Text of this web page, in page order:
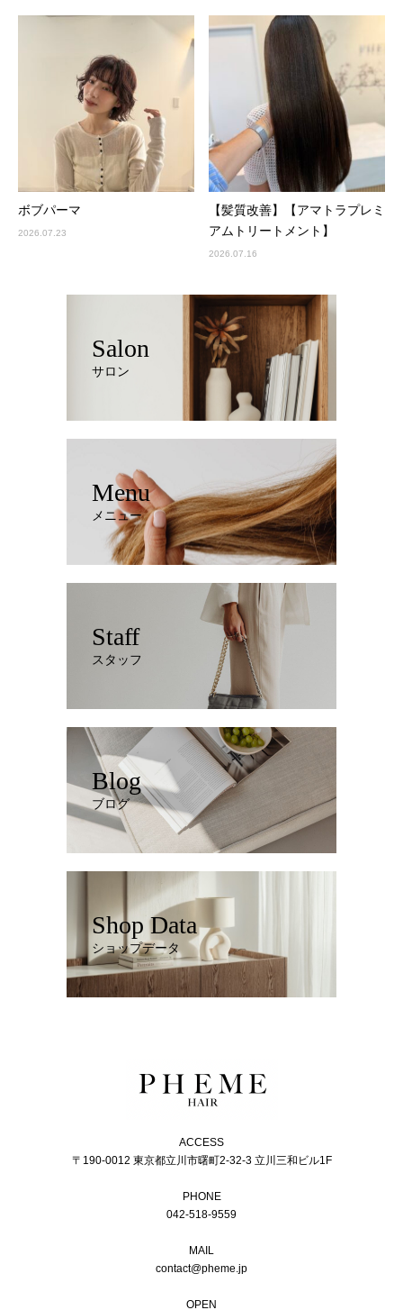
ボブパーマ
2026.07.23
【髪質改善】【アマトラプレミ
アムトリートメント】
2026.07.16
Salon
サロン
Menu
メニュー
Staff
スタッフ
Blog
ブログ
Shop Data
ショップデータ
ACCESS
〒190-0012 東京都立川市曙町2-32-3 立川三和ビル1F
PHONE
042-518-9559
MAIL
contact@pheme.jp
OPEN